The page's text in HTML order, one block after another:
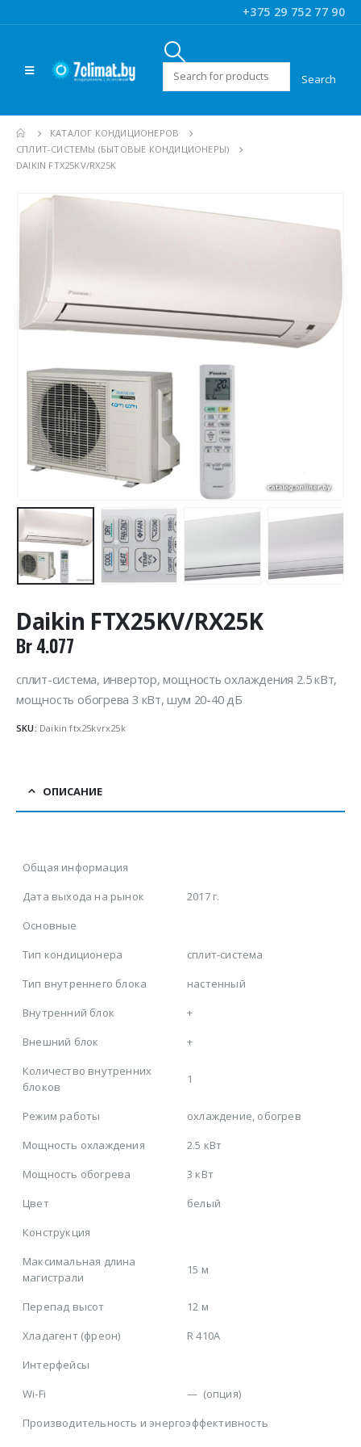
+375 29 752 77 90
Искать:
КАТАЛОГ КОНДИЦИОНЕРОВ
CПЛИТ-СИСТЕМЫ (БЫТОВЫЕ КОНДИЦИОНЕРЫ)
DAIKIN FTX25KV/RX25K
Daikin FTX25KV/RX25K
Br4.077
сплит-система, инвертор, мощность охлаждения 2.5 кВт,
мощность обогрева 3 кВт, шум 20-40 дБ
SKU: Daikin ftx25kvrx25k
ОПИСАНИЕ
Общая информация
Дата выхода на рынок
2017 г.
Основные
Тип кондиционера
сплит-система
Тип внутреннего блока
настенный
Внутренний блок
+
Внешний блок
+
Количество внутренних
блоков
1
Режим работы
охлаждение, обогрев
Мощность охлаждения
2.5 кВт
Мощность обогрева
3 кВт
Цвет
белый
Конструкция
Максимальная длина
магистрали
15 м
Перепад высот
12 м
Хладагент (фреон)
R 410A
Интерфейсы
Wi-Fi
— (опция)
Производительность и энергоэффективность